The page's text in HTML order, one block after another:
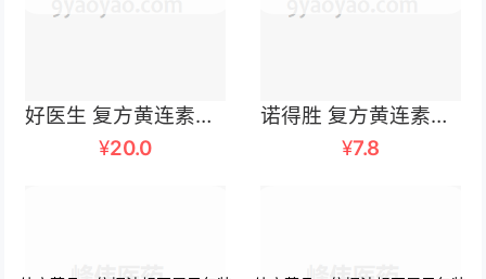
好医生 复方黄连素片 30毫克×40片
¥20.0
诺得胜 复方黄连素片 30毫克x18片x2板/盒
¥7.8